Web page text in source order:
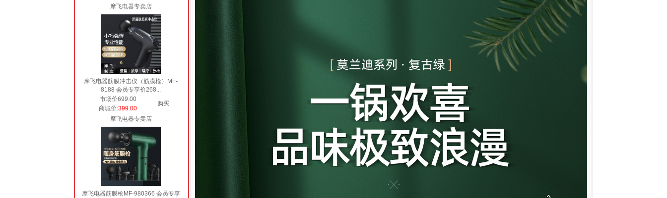
摩飞电器专卖店
摩飞电器筋膜冲击仪（筋膜枪）MF-
8188 会员专享价268...
市场价699.00
购买
商城价:399.00
摩飞电器专卖店
摩飞电器筋膜枪MF-980366 会员专享